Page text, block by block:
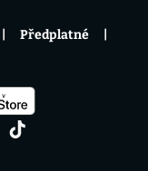
Předplatné